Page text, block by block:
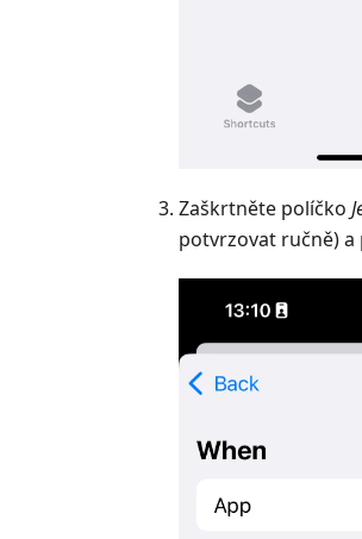
Zaškrtněte políčko
potvrzovat ručně)